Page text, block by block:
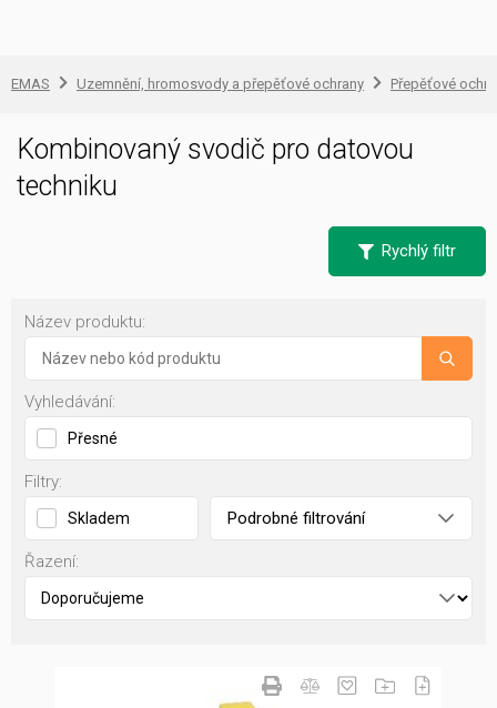
EMAS Uzemnění, hromosvody a přepěťové ochrany Přepěťové
Kombinovaný svodič pro datovou
techniku
Rychlý filtr
Název produktu:
Vyhledávání:
Přesné
Filtry:
Skladem Podrobné filtrování
Řazení: